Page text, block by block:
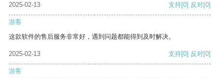
2025-02-13 支持[0] 反对[0]
游客
这款软件的售后服务非常好，遇到问题都能得到及时解决。
2025-02-13 支持[0] 反对[0]
游客